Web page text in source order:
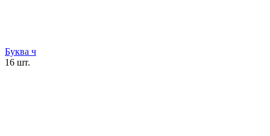
Буква ч
16 шт.